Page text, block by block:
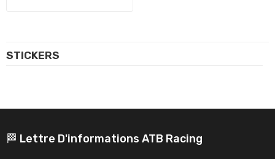
STICKERS
🏁 Lettre D'informations ATB Racing